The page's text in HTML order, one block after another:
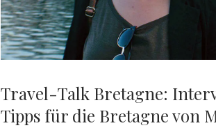
Travel-Talk Bretagne:
Tipps für die Bretagne von